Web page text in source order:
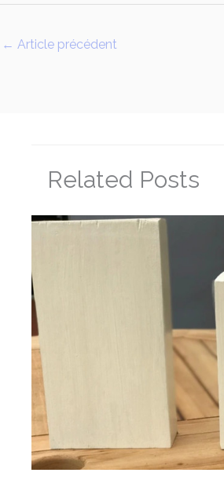
← Article précédent
Related Posts